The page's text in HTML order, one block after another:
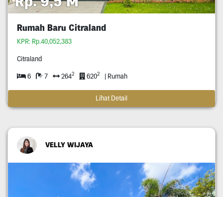
Rumah Baru Citraland
KPR: Rp.40,052,383
Citraland
6 7 2642 6202 | Rumah
Lihat Detail
VELLY WIJAYA